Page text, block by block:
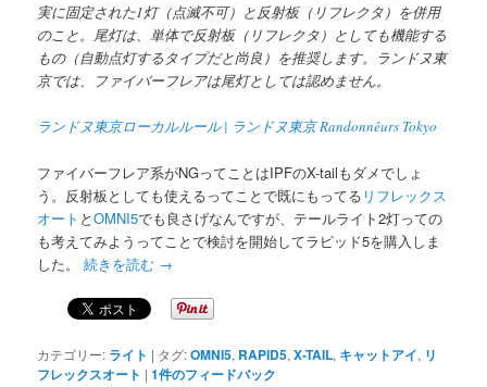
実に固定された1灯（点滅不可）と反射板（リフレクタ）を併用
のこと。尾灯は、単体で反射板（リフレクタ）としても機能する
もの（自動点灯するタイプだと尚良）を推奨します。ランドヌ東
京では、ファイバーフレアは尾灯としては認めません。
ランドヌ東京ローカルルール | ランドヌ東京 Randonnêurs Tokyo
ファイバーフレア系がNGってことはIPFのX-tailもダメでしょ
う。反射板としても使えるってことで既にもってる リフレックス
オート とOMNI5でも良さげなんですが、テールライト2灯っての
も考えてみようってことで検討を開始してラピッド5を購入しま
した。続きを読む →
カテゴリー: ライト | タグ:OMNI5, RAPID5,X-TAIL, キャットアイ, リ
フレックスオート |1件のフィードバック